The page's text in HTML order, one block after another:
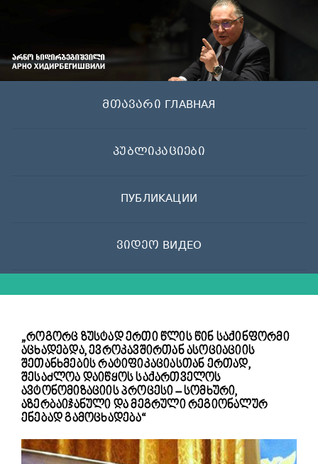
მთავარი ГЛАВНАЯ
პუბლიკაციები
ПУБЛИКАЦИИ
ვიდეო ВИДЕО
„როგორც ზუსტად ერთი წლის წინ საქინფორმი
აცხადებდა, ევროკავშირთან ასოციაციის
შეთანხმების რატიფიკაციასთან ერთად,
შესაძლოა დაიწყოს საქართველოს
ავტონომიზაციის პროცესი – სომხური,
აზერბაიჯანული და მეგრული რეგიონალურ
ენებად გამოცხადება“